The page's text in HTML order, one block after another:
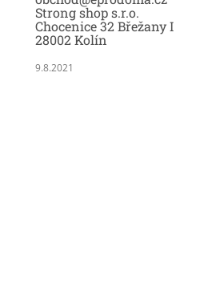
Strong shop s.r.o.
Chocenice 32 Břežany I
28002 Kolín
9.8.2021